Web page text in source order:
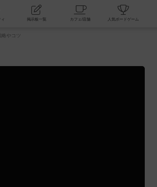
コミュニティ 掲示板一覧 カフェ/店舗
略やコツ